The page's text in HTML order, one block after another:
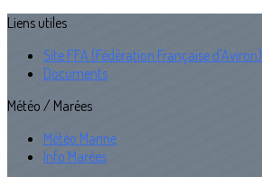
Liens utiles
Site FFA (Fédération Française d'Aviron)
Documents
Météo / Marées
Météo Marine
Info Marées